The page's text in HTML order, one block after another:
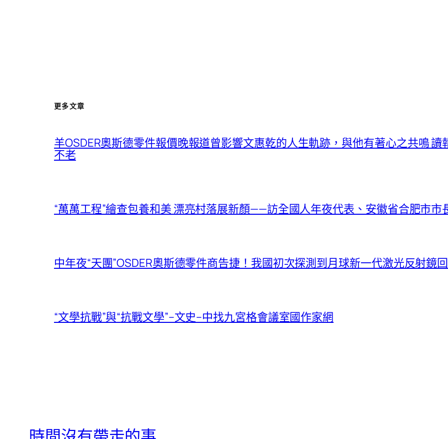
更多文章
羊OSDER奧斯德零件報價晚報道曾影響文惠乾的人生軌跡，與他有著心之共鳴 讀
不老
“萬萬工程”繪查包養和美 漂亮村落展新顏——訪全國人年夜代表、安徽省合肥市市
中年夜“天團”OSDER奧斯德零件商告捷！我國初次探測到月球新一代激光反射鏡
“文學抗戰”與“抗戰文學”–文史–中找九宮格會議室國作家網